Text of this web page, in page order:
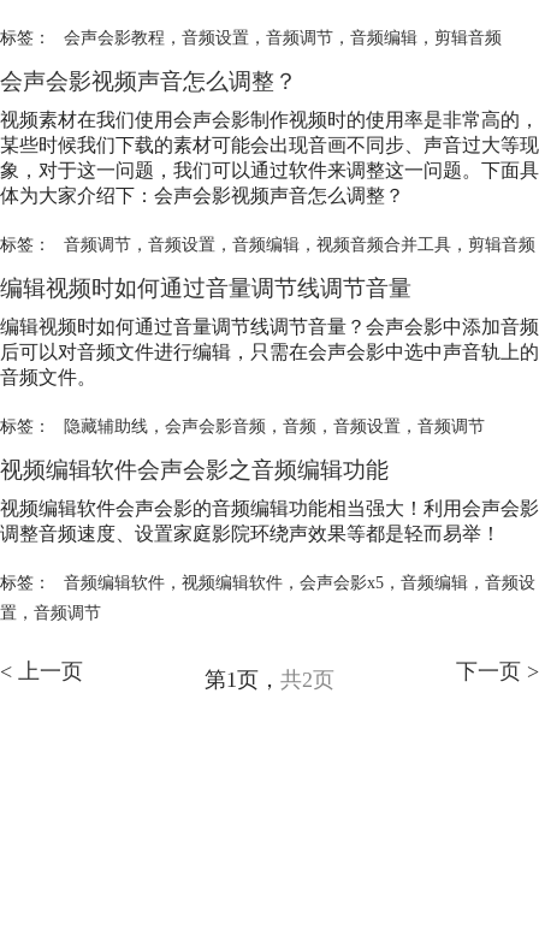
标签： 会声会影教程 ， 音频设置， 音频调节， 音频编辑， 剪辑音频
会声会影视频声音怎么调整？
视频素材在我们使用会声会影制作视频时的使用率是非常高的，
某些时候我们下载的素材可能会出现音画不同步、声音过大等现
象，对于这一问题，我们可以通过软件来调整这一问题。下面具
体为大家介绍下：会声会影视频声音怎么调整？
标签： 音频调节， 音频设置， 音频编辑， 视频音频合并工具， 剪辑音频
编辑视频时如何通过音量调节线调节音量
编辑视频时如何通过音量调节线调节音量？会声会影中添加音频
后可以对音频文件进行编辑，只需在会声会影中选中声音轨上的
音频文件。
标签： 隐藏辅助线， 会声会影音频， 音频， 音频设置， 音频调节
视频编辑软件会声会影之音频编辑功能
视频编辑软件会声会影的音频编辑功能相当强大！利用会声会影
调整音频速度、设置家庭影院环绕声效果等都是轻而易举！
标签： 音频编辑软件， 视频编辑软件， 会声会影x5， 音频编辑， 音频设
置 ， 音频调节
< 上一页 第1页， 共2页 下一页 >